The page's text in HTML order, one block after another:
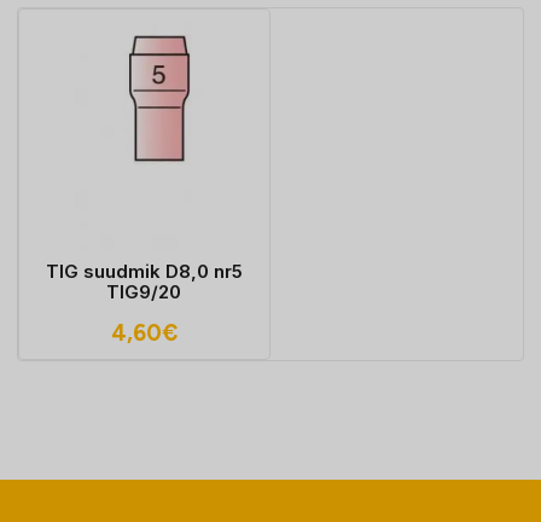
TIG suudmik D8,0 nr5
TIG9/20
4,60€